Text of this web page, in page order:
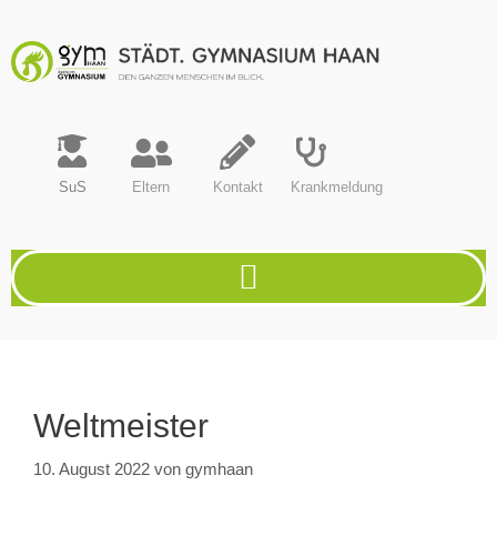
SuS Eltern Kontakt Krankmeldung
Weltmeister
10. August 2022 von gymhaan